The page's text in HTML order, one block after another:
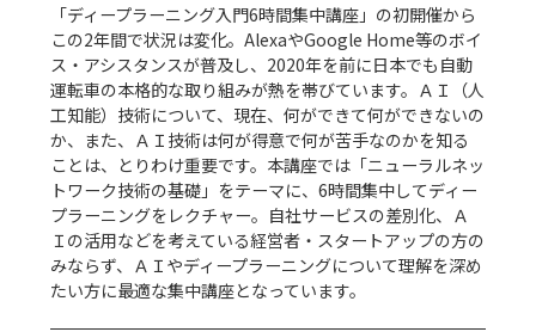
「ディープラーニング入門6時間集中講座」の初開催から
この2年間で状況は変化。AlexaやGoogle Home等のボイ
ス・アシスタンスが普及し、2020年を前に日本でも自動
運転車の本格的な取り組みが熱を帯びています。ＡＩ（人
工知能）技術について、現在、何ができて何ができないの
か、また、ＡＩ技術は何が得意で何が苦手なのかを知る
ことは、とりわけ重要です。本講座では「ニューラルネッ
トワーク技術の基礎」をテーマに、6時間集中してディー
プラーニングをレクチャー。自社サービスの差別化、Ａ
Ｉの活用などを考えている経営者・スタートアップの方の
みならず、ＡＩやディープラーニングについて理解を深め
たい方に最適な集中講座となっています。